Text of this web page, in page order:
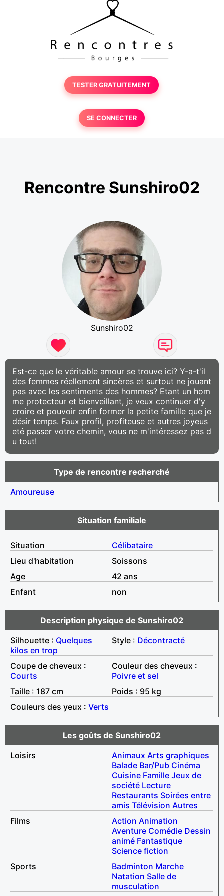
TESTER GRATUITEMENT
SE CONNECTER
Rencontre Sunshiro02
Sunshiro02
Est-ce que le véritable amour se trouve ici? Y-a-t'il
des femmes réellement sincères et surtout ne jouant
pas avec les sentiments des hommes? Etant un hom
me protecteur et bienveillant, je veux continuer d'y
croire et pouvoir enfin former la petite famille que je
désir temps. Faux profil, profiteuse et autres joyeus
eté passer votre chemin, vous ne m'intéressez pas d
u tout!
Type de rencontre recherché
Amoureuse
Situation familiale
Situation
Célibataire
Lieu d'habitation
Soissons
Age
42 ans
Enfant
non
Description physique de Sunshiro02
Silhouette : Quelques
kilos en trop
Style : Décontracté
Coupe de cheveux :
Courts
Couleur des cheveux :
Poivre et sel
Taille : 187 cm
Poids : 95 kg
Couleurs des yeux : Verts
Les goûts de Sunshiro02
Loisirs
Animaux Arts graphiques
Balade Bar/Pub Cinéma
Cuisine Famille Jeux de
société Lecture
Restaurants Soirées entre
amis Télévision Autres
Films
Action Animation
Aventure Comédie Dessin
animé Fantastique
Science fiction
Sports
Badminton Marche
Natation Salle de
musculation